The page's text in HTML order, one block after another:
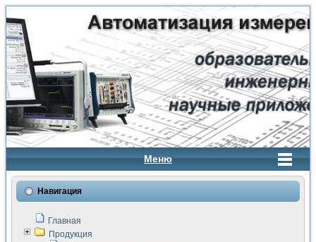
Меню
Навигация
Главная
Продукция